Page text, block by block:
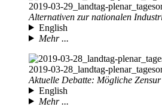
2019-03-29 _landtag-
Alternativen zur nationalen
English
Mehr ...
2019-03-28 _landtag-
Aktuelle Debatte: Mögliche
English
Mehr ...